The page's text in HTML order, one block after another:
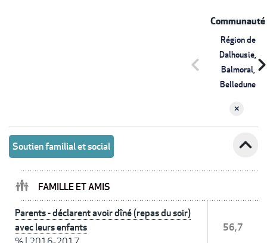
Communauté
Région de
Dalhousie,
Balmoral,
Belledune
chevron_left
Soutien familial et social expand_less
FAMILLE ET AMIS
Parents - déclarent avoir dîné (repas du soir)
avec leurs enfants
56,7